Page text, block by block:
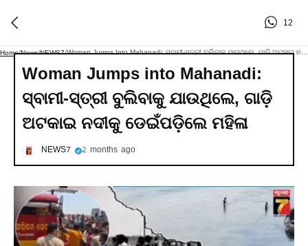
12
Home/News/NEWS7/
Woman Jumps into Mahanadi:
ସ୍ବାମୀ-ସ୍ତ୍ରୀ ବୁଲିବାକୁ ଯାଉଥିଲେ, ଗାଡ଼ି
ଅଟକାଇ ନଦୀକୁ ଡେଇଁପଡ଼ିଲେ ମହିଳା
NEWS7 2 months ago